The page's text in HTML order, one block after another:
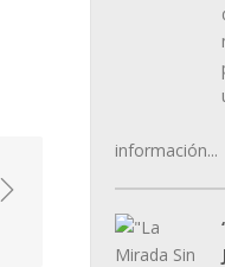
información...